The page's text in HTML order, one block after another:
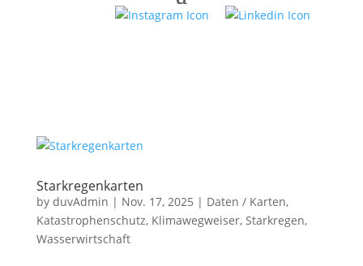
Starkregenkarten
by duvAdmin | Nov. 17, 2025 | Daten / Karten,
Katastrophenschutz, Klimawegweiser, Starkregen,
Wasserwirtschaft